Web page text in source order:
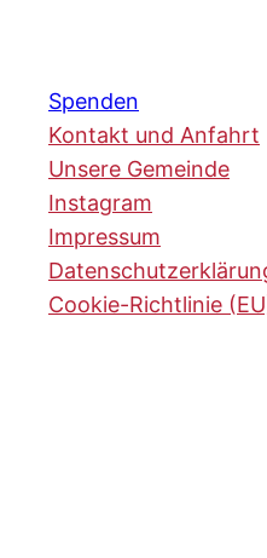
Spenden
Kontakt und Anfahrt
Unsere Gemeinde
Instagram
Impressum
Cookie-Richtlinie